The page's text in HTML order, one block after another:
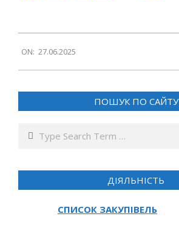
06-
27
ON: 27.06.2025
ПОШУК ПО САЙТУ
Search
ДІЯЛЬНІСТЬ
СПИСОК ЗАКУПІВЕЛЬ